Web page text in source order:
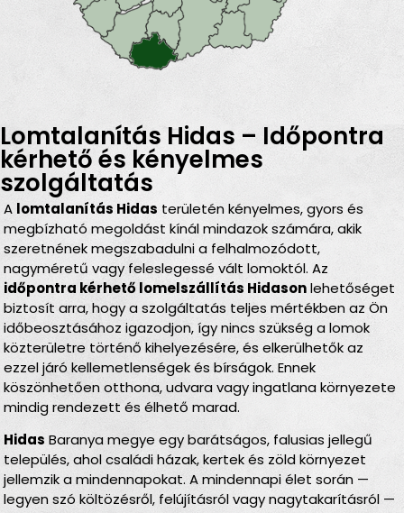
Lomtalanítás Hidas – Időpontra
kérhető és kényelmes
szolgáltatás
A lomtalanítás Hidas területén kényelmes, gyors és
megbízható megoldást kínál mindazok számára, akik
szeretnének megszabadulni a felhalmozódott,
nagyméretű vagy feleslegessé vált lomoktól. Az
időpontra kérhető lomelszállítás Hidasonlehetőséget
biztosít arra, hogy a szolgáltatás teljes mértékben az Ön
időbeosztásához igazodjon, így nincs szükség a lomok
közterületre történő kihelyezésére, és elkerülhetők az
ezzel járó kellemetlenségek és bírságok. Ennek
köszönhetően otthona, udvara vagy ingatlana környezete
mindig rendezett és élhető marad.
Hidas Baranya megye egy barátságos, falusias jellegű
település, ahol családi házak, kertek és zöld környezet
jellemzik a mindennapokat. A mindennapi élet során —
legyen szó költözésről, felújításról vagy nagytakarításról —